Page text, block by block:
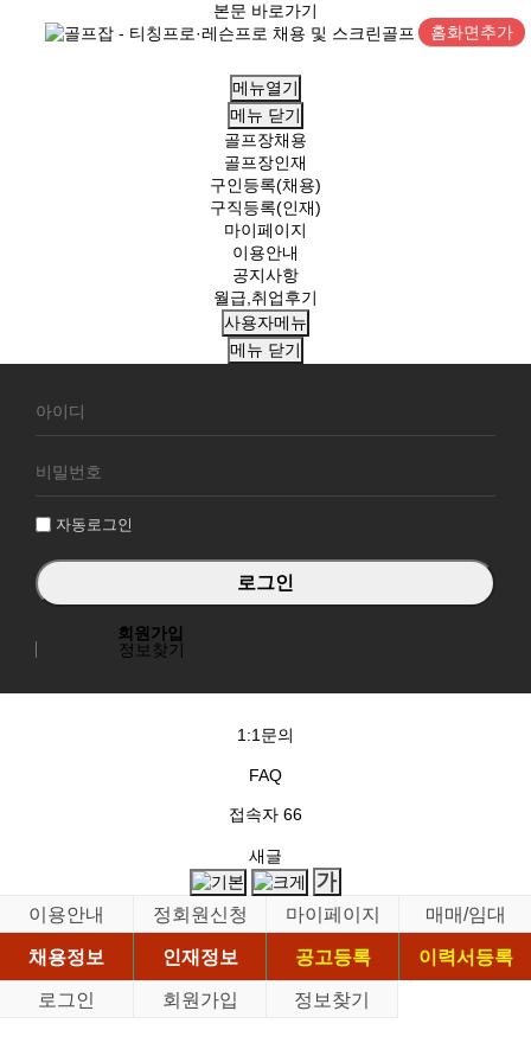
본문 바로가기
홈화면추가
메뉴열기
메뉴 닫기
골프장채용
골프장인재
구인등록(채용)
구직등록(인재)
마이페이지
이용안내
공지사항
월급,취업후기
사용자메뉴
메뉴 닫기
원
그
자동로그인
회원가입
정보찾기
1:1문의
FAQ
접속자 66
새글
이용안내 정회원신청 마이페이지
매매/임대
채용정보
인재정보 공고등록
이력서등록
로그인
회원가입 정보찾기